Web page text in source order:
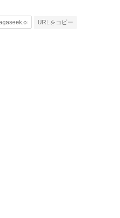
URLをコピー